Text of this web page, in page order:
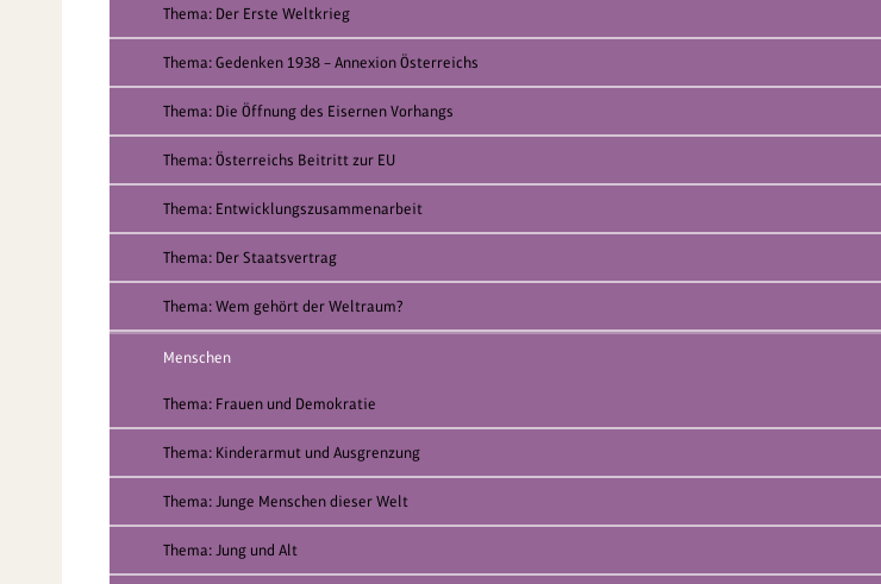
Thema: Der Erste Weltkrieg
Thema: Gedenken 1938 – Annexion Österreichs
Thema: Die Öffnung des Eisernen Vorhangs
Thema: Österreichs Beitritt zur EU
Thema: Entwicklungszusammenarbeit
Thema: Der Staatsvertrag
Thema: Wem gehört der Weltraum?
Menschen
Thema: Frauen und Demokratie
Thema: Kinderarmut und Ausgrenzung
Thema: Junge Menschen dieser Welt
Thema: Jung und Alt